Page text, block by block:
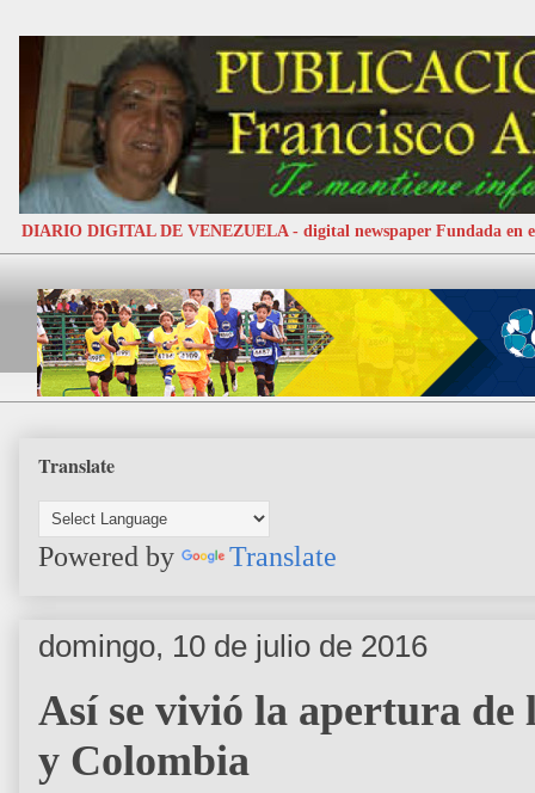
DIARIO DIGITAL DE VENEZUELA - digital newspaper Fundada en
Translate
Powered by Translate
domingo, 10 de julio de 2016
Así se vivió la apertura de
y Colombia